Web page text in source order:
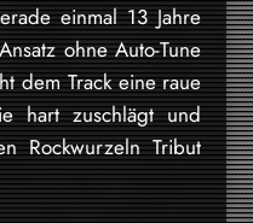
einmal 13 Jahre
ohne Auto-Tune
dem Track eine raue
hart zuschlägt und
Rockwurzeln Tribut